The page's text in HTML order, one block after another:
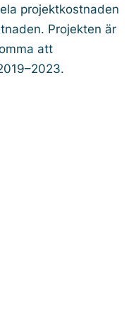
projektkostnaden
Projekten är
att